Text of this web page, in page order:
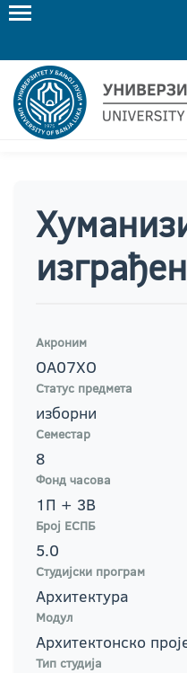
Акроним
ОА07ХО
Статус предмета
изборни
Семестар
8
Фонд часова
1П + 3В
Број ЕСПБ
5.0
Студијски програм
Архитектура
Модул
Архитектонско
Тип студија